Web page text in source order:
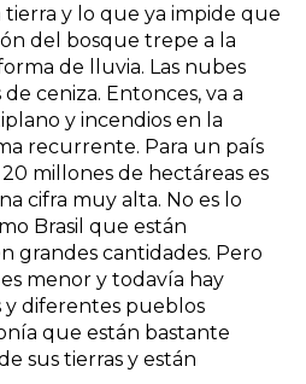
y lo que ya impide que
del bosque trepe a la
de lluvia. Las nubes
ceniza. Entonces, va a
y incendios en la
recurrente. Para un país
millones de hectáreas es
cifra muy alta. No es lo
Brasil que están
grandes cantidades. Pero
menor y todavía hay
y diferentes pueblos
que están bastante
sus tierras y están